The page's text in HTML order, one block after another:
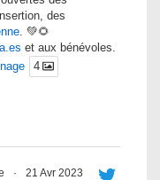
des
. 💚🌻
et aux bénévoles.
4
· 21 Avr 2023